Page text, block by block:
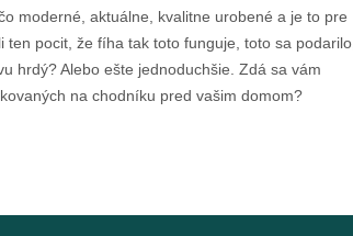
moderné, aktuálne, kvalitne urobené a je to pre
pocit, že fíha tak toto funguje, toto sa podarilo,
hrdý? Alebo ešte jednoduchšie. Zdá sa vám
na chodníku pred vašim domom?